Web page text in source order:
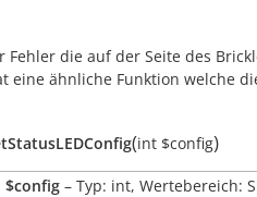
Fehler die auf der Seite des
eine ähnliche Funktion welche
(int $config)
$config – Typ: int, Wertebereich: